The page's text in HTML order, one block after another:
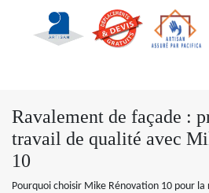
Ravalement de façade :
travail de qualité avec
10
Pourquoi choisir Mike Rénovation 10 pour